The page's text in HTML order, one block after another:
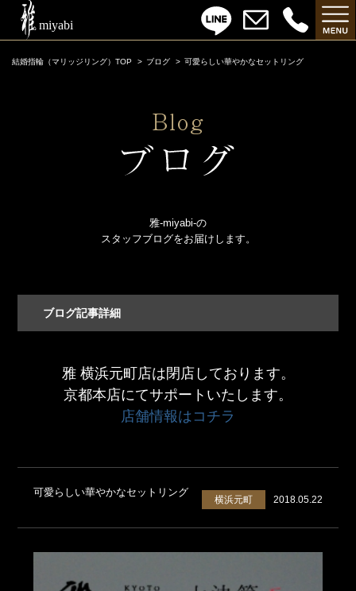
結婚指輪（マリッジリング）TOP ブログ 可愛らしい華やかなセットリング
雅-miyabi-の
スタッフブログをお届けします。
ブログ記事詳細
雅 横浜元町店は閉店しております。
京都本店にてサポートいたします。
店舗情報はコチラ
可愛らしい華やかなセットリング
2018.05.22
横浜元町